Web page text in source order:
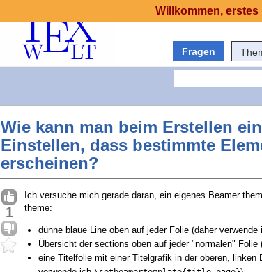
Fragen
Wie kann man beim Erstellen
Einstellen, dass bestimmte
erscheinen?
1
Ich versuche mich gerade daran, ein eigenes Beamer
theme:
dünne blaue Line oben auf jeder Folie (daher verwende
Übersicht der sections oben auf jeder "normalen" Folie
eine Titelfolie mit einer Titelgrafik in der oberen, linken
Willkommen,